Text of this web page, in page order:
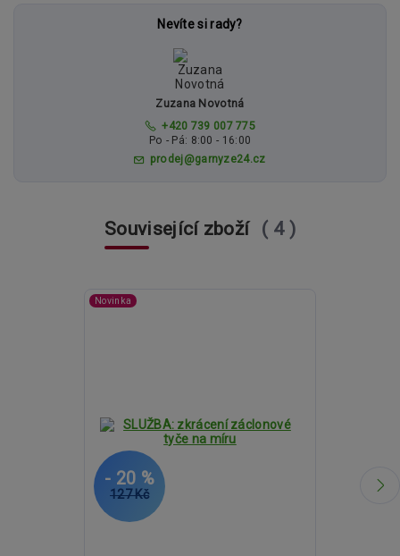
Nevíte si rady?
Zuzana Novotná
+420 739 007 775
Po - Pá: 8:00 - 16:00
prodej@garnyze24.cz
Související zboží 4
Novinka
127 Kč
- 20 %
2 055 Kč
- 23 %